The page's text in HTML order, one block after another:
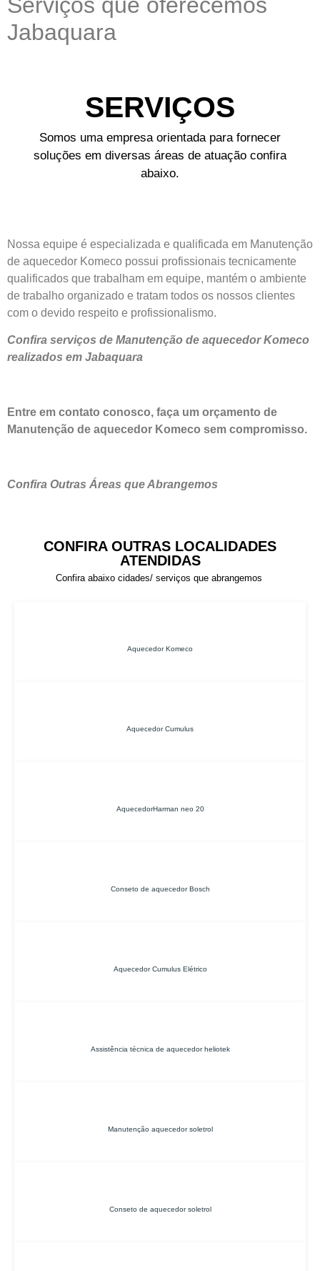
Serviços que oferecemos
Jabaquara
SERVIÇOS
Somos uma empresa orientada para fornecer
soluções em diversas áreas de atuação confira
abaixo.
Nossa equipe é especializada e qualificada em Manutenção
de aquecedor Komeco possui profissionais tecnicamente
qualificados que trabalham em equipe, mantém o ambiente
de trabalho organizado e tratam todos os nossos clientes
com o devido respeito e profissionalismo.
Confira serviços de Manutenção de aquecedor Komeco
realizados em Jabaquara
Entre em contato conosco, faça um orçamento de
Manutenção de aquecedor Komeco sem compromisso.
Confira Outras Áreas que Abrangemos
CONFIRA OUTRAS LOCALIDADES
ATENDIDAS
Confira abaixo cidades/ serviços que abrangemos
Aquecedor Komeco
Aquecedor Cumulus
AquecedorHarman neo 20
Conseto de aquecedor Bosch
Aquecedor Cumulus Elétrico
Assistência técnica de aquecedor heliotek
Manutenção aquecedor soletrol
Conseto de aquecedor soletrol